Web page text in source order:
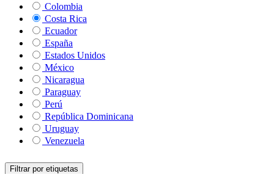
Colombia
Costa Rica
Ecuador
España
Estados Unidos
México
Nicaragua
Paraguay
Perú
República Dominicana
Uruguay
Venezuela
Filtrar por etiquetas